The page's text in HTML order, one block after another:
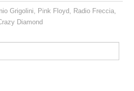
Grigolini, Pink Floyd, Radio Freccia,
Diamond